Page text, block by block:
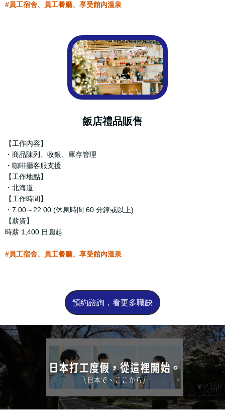
#員工宿舍、員工餐廳、享受館內溫泉
飯店禮品販售
【工作內容】
・商品陳列、收銀、庫存管理
・咖啡廳客服支援
【工作地點】
・北海道
【工作時間】
・7:00～22:00 (休息時間 60 分鐘或以上)
【薪資】
時薪 1,400 日圓起
#員工宿舍、員工餐廳、享受館內溫泉
預約諮詢，看更多職缺